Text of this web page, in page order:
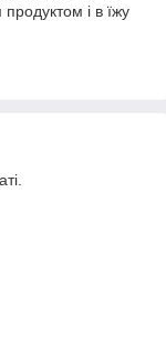
і в їжу